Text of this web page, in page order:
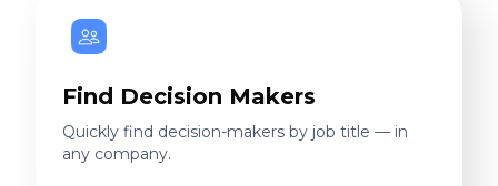
Find Decision Makers
Quickly find decision-makers by job title — in
any company.